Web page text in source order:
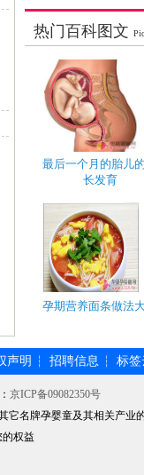
热门百科图文
最后一个月的胎儿
长发育
孕期营养面条做法
声明 ┆ 招聘信息 ┆ 标签
京ICP备09082350号
它名牌孕婴童及其相关产业
权益